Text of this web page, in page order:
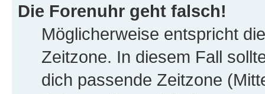
Die Forenuhr geht falsch!
Möglicherweise entspricht
Zeitzone. In diesem Fall
dich passende Zeitzone